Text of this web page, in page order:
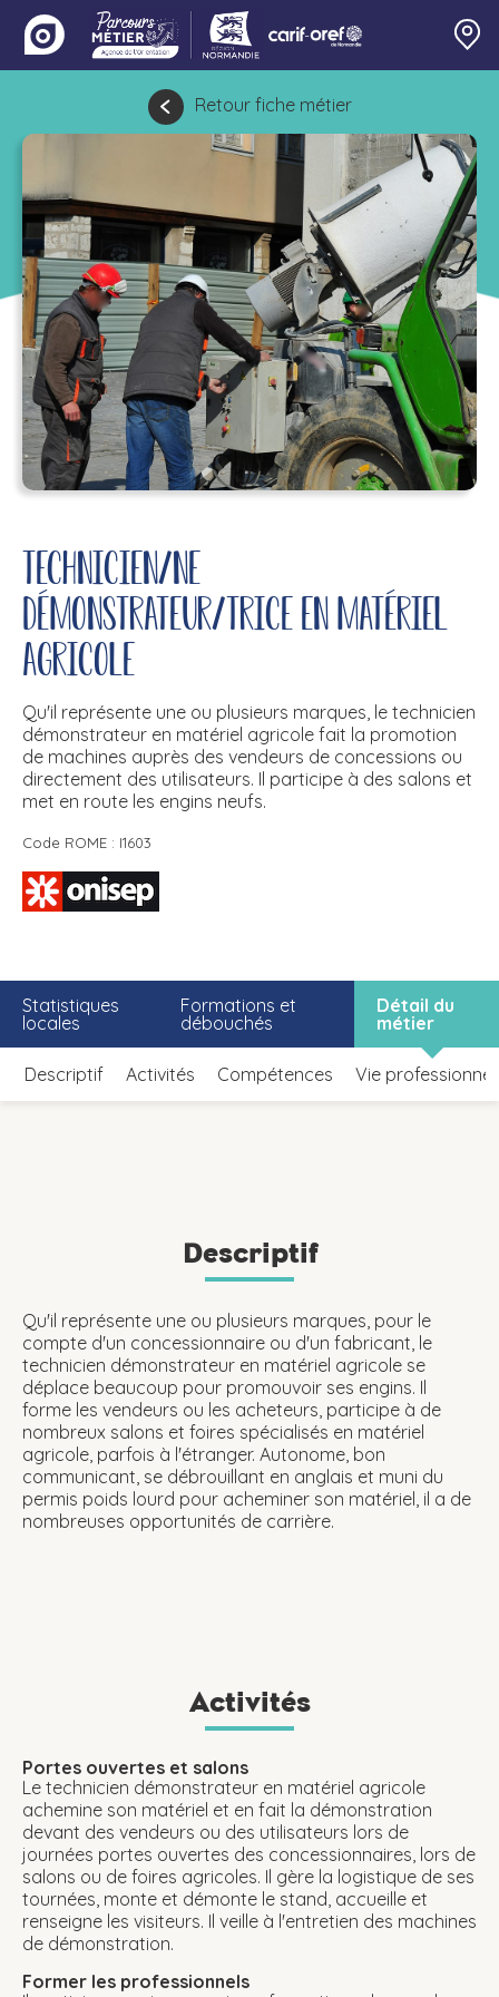
Retour fiche métier
Technicien/ne
démonstrateur/trice en matériel
agricole
Qu'il représente une ou plusieurs marques, le technicien
démonstrateur en matériel agricole fait la promotion
de machines auprès des vendeurs de concessions ou
directement des utilisateurs. Il participe à des salons et
met en route les engins neufs.
Code ROME : I1603
Statistiques
locales
Formations et
débouchés
Détail du
métier
Descriptif Activités Compétences Vie
Descriptif
Qu'il représente une ou plusieurs marques, pour le
compte d'un concessionnaire ou d'un fabricant, le
technicien démonstrateur en matériel agricole se
déplace beaucoup pour promouvoir ses engins. Il
forme les vendeurs ou les acheteurs, participe à de
nombreux salons et foires spécialisés en matériel
agricole, parfois à l'étranger. Autonome, bon
communicant, se débrouillant en anglais et muni du
permis poids lourd pour acheminer son matériel, il a de
nombreuses opportunités de carrière.
Activités
Portes ouvertes et salons
Le technicien démonstrateur en matériel agricole
achemine son matériel et en fait la démonstration
devant des vendeurs ou des utilisateurs lors de
journées portes ouvertes des concessionnaires, lors de
salons ou de foires agricoles. Il gère la logistique de ses
tournées, monte et démonte le stand, accueille et
renseigne les visiteurs. Il veille à l'entretien des machines
de démonstration.
Former les professionnels